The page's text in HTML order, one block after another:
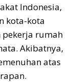
Indonesia,
kota-kota
pekerja rumah
Akibatnya,
atas